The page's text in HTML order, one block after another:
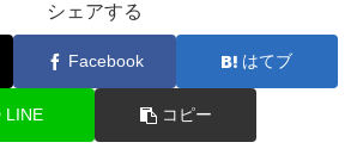
シェアする
Facebook はてブ
LINE コピー